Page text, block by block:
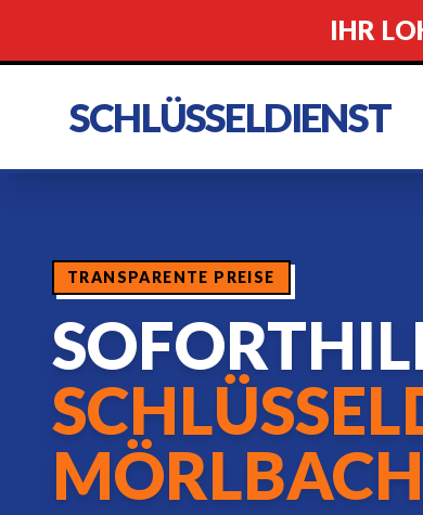
IHR
SCHLÜSSELDIENST
TRANSPARENTE PREISE
MÖRLBACH